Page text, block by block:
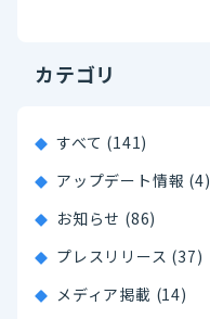
カテゴリ
すべて (141)
アップデート情報 (4)
お知らせ (86)
プレスリリース (37)
メディア掲載 (14)